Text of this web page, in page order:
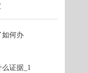
如何办
证据_1